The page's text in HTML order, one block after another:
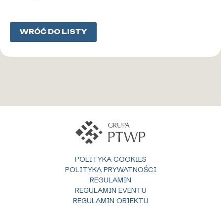
WRÓĆ DO LISTY
POLITYKA COOKIES
POLITYKA PRYWATNOŚCI
REGULAMIN
REGULAMIN EVENTU
REGULAMIN OBIEKTU